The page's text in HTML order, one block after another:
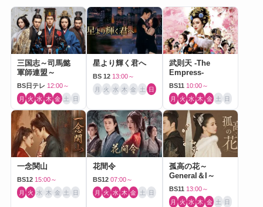
三国志～司馬懿
軍師連盟～
BS日テレ 12:00～
月 火 水 木 金 土 日
星より輝く君へ
BS 12 13:00～
月 火 水 木 金 土 日
武則天 -The
Empress-
BS11 10:00～
月 火 水 木 金 土 日
一念関山
BS12 15:00～
月 火 水 木 金 土 日
花間令
BS12 07:00～
月 火 水 木 金 土 日
孤高の花～
General＆I～
BS11 13:00～
月 火 水 木 金 土 日